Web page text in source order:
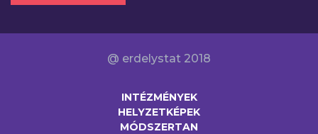
@ erdelystat 2018
INTÉZMÉNYEK
HELYZETKÉPEK
MÓDSZERTAN